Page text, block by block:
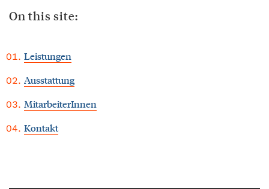
On this site:
Leistungen
Ausstattung
MitarbeiterInnen
Kontakt